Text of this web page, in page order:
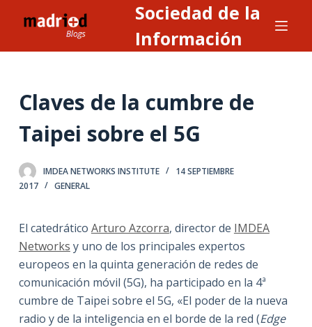
l
a
o
e
n
d
o
Sociedad de la
Información
Claves de la cumbre de
Taipei sobre el 5G
IMDEA NETWORKS INSTITUTE
14 SEPTIEMBRE
2017
GENERAL
El catedrático Arturo Azcorra, director de IMDEA
Networks y uno de los principales expertos
europeos en la quinta generación de redes de
comunicación móvil (5G), ha participado en la 4ª
cumbre de Taipei sobre el 5G, «El poder de la nueva
radio y de la inteligencia en el borde de la red (Edge